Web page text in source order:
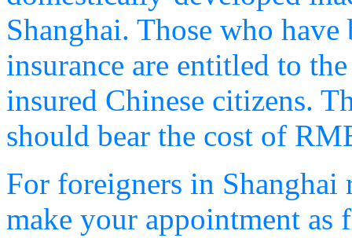
Shanghai. Those who
insurance are entitled to
insured Chinese citizens.
should bear the cost of
For foreigners in Shanghai
make your appointment as